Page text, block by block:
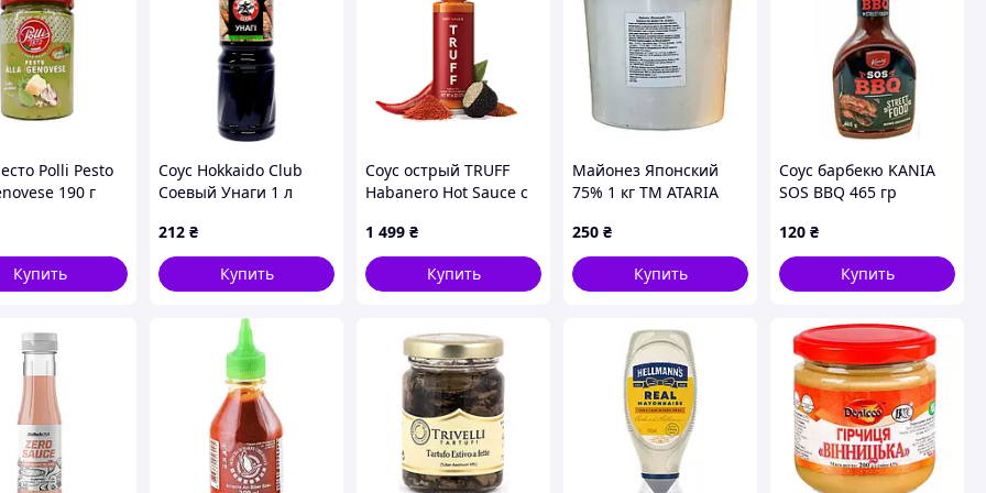
Polli Pesto
190 г
Купить
Соус Hokkaido Club
Соевый Унаги 1 л
212 ₴
Купить
Соус острый TRUFF
Habanero Hot Sauce с
г
1 499 ₴
Купить
Майонез Японский
75% 1 кг ТМ ATARIA
250 ₴
Купить
Соус барбекю KANIA
SOS BBQ 465 гр
120 ₴
Купить